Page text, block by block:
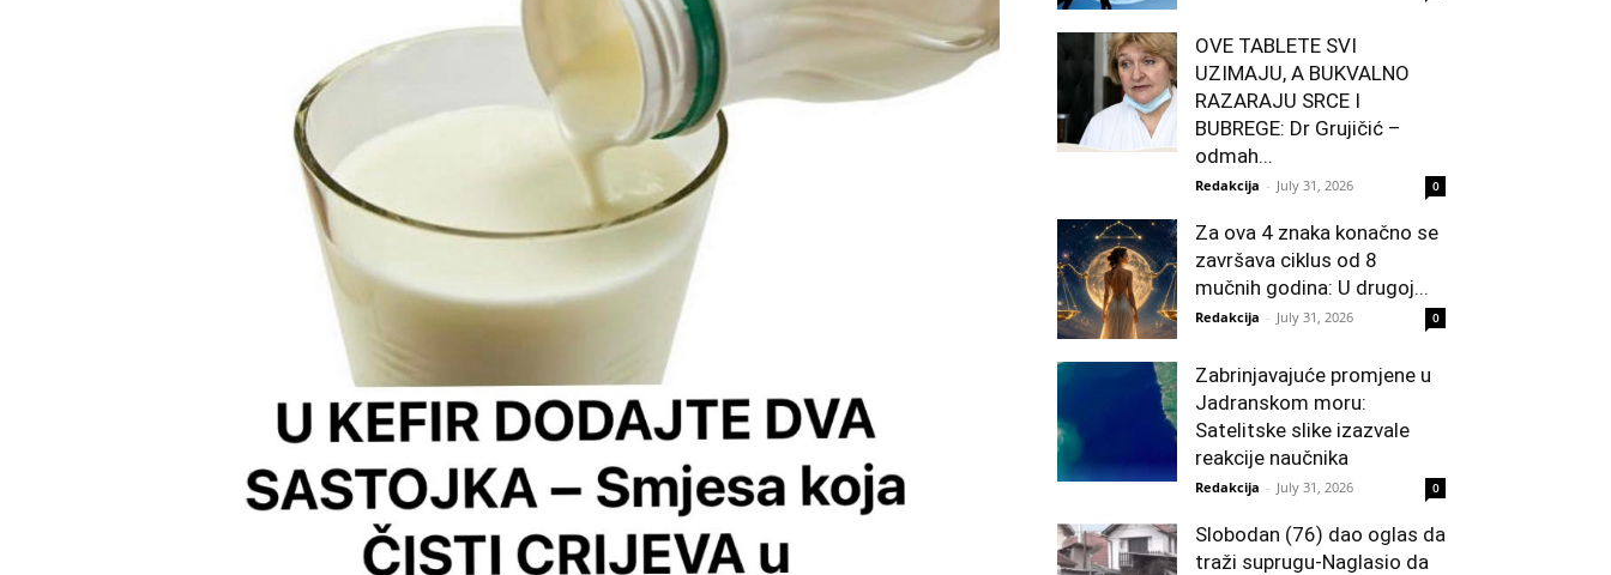
OVE TABLETE SVI
UZIMAJU, A BUKVALNO
RAZARAJU SRCE I
BUBREGE: Dr Grujičić –
odmah...
Redakcija - July 31, 2026 0
Za ova 4 znaka konačno se
završava ciklus od 8
mučnih godina: U drugoj...
Redakcija - July 31, 2026 0
Zabrinjavajuće promjene u
Jadranskom moru:
Satelitske slike izazvale
reakcije naučnika
Redakcija - July 31, 2026 0
Slobodan (76) dao oglas da
traži suprugu-Naglasio da